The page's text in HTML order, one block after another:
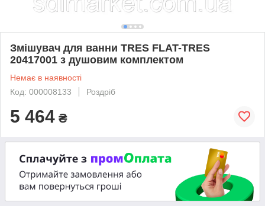
Змішувач для ванни TRES FLAT-TRES
20417001 з душовим комплектом
Немає в наявності
Код: 000008133
Роздріб
5 464 ₴